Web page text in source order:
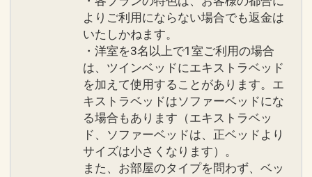
よりご利用にならない場合でも返金は
いたしかねます。
・洋室を3名以上で1室ご利用の場合
は、ツインベッドにエキストラベッド
を加えて使用することがあります。エ
キストラベッドはソファーベッドにな
る場合もあります（エキストラベッ
ド、ソファーベッドは、正ベッドより
サイズは小さくなります）。
また、お部屋のタイプを問わず、ベッ